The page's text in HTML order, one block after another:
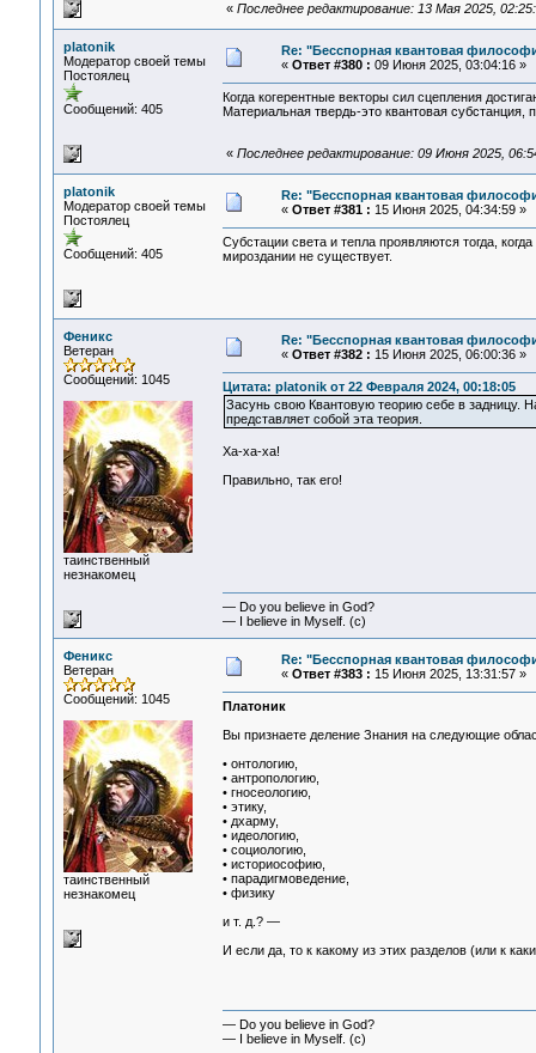
« Последнее редактирование: 13 Мая 2025,
platonik
Модератор своей темы
Постоялец
Сообщений: 405
Re: "Бесспорная квантовая
« Ответ #380 : 09 Июня 2025, 03:04:16 »
Когда когерентные векторы сил сцепления
Материальная твердь-это квантовая субстанция,
« Последнее редактирование: 09 Июня 2025,
platonik
Модератор своей темы
Постоялец
Сообщений: 405
Re: "Бесспорная квантовая
« Ответ #381 : 15 Июня 2025, 04:34:59 »
Субстации света и тепла проявляются тогда,
мироздании не существует.
Феникс
Ветеран
Сообщений: 1045
таинственный
незнакомец
Re: "Бесспорная квантовая
« Ответ #382 : 15 Июня 2025, 06:00:36 »
Цитата: platonik от 22 Февраля 2024, 00:18:05
Засунь свою Квантовую теорию себе в задницу.
представляет собой эта теория.
Ха-ха-ха!
Правильно, так его!
— Do you believe in God?
— I believe in Myself. (c)
Феникс
Ветеран
Сообщений: 1045
таинственный
незнакомец
Re: "Бесспорная квантовая
« Ответ #383 : 15 Июня 2025, 13:31:57 »
Платоник
Вы признаете деление Знания на следующие
• онтологию,
• антропологию,
• гносеологию,
• этику,
• дхарму,
• идеологию,
• социологию,
• историософию,
• парадигмоведение,
• физику
и т. д.? —
И если да, то к какому из этих разделов (или к
— Do you believe in God?
— I believe in Myself. (c)